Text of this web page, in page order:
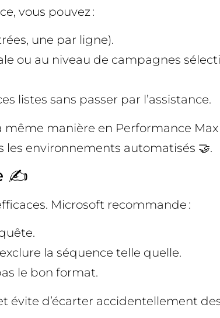
vous pouvez :
une par ligne).
ou au niveau de campagnes
listes sans passer par l’assistance.
manière en Performance Max
les environnements automatisés 🤝.
✍️
Microsoft recommande :
la séquence telle quelle.
le bon format.
évite d’écarter accidentellement